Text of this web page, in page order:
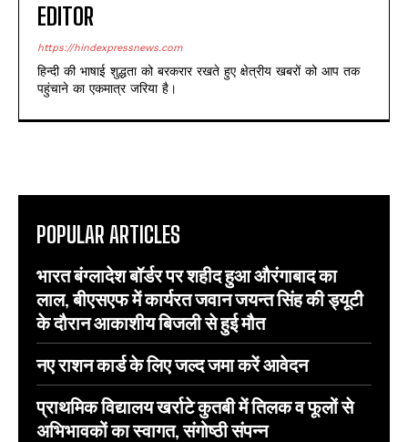
EDITOR
https://hindexpressnews.com
हिन्दी की भाषाई शुद्धता को बरकरार रखते हुए क्षेत्रीय खबरों को आप तक
पहुंचाने का एकमात्र जरिया है।
POPULAR ARTICLES
भारत बंग्लादेश बॉर्डर पर शहीद हुआ औरंगाबाद का
लाल, बीएसएफ में कार्यरत जवान जयन्त सिंह की ड्यूटी
के दौरान आकाशीय बिजली से हुई मौत
नए राशन कार्ड के लिए जल्द जमा करें आवेदन
प्राथमिक विद्यालय खर्राटे कुतबी में तिलक व फूलों से
अभिभावकों का स्वागत, संगोष्ठी संपन्न